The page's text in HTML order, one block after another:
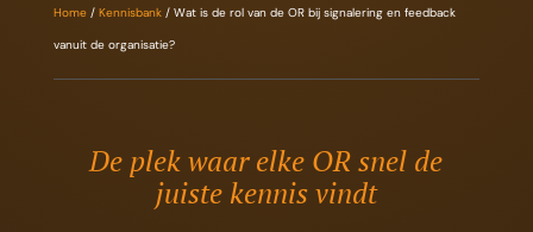
Home/ Kennisbank/ Wat is de rol van de OR bij signalering en feedback
vanuit de organisatie?
De plek waar elke OR snel de
juiste kennis vindt